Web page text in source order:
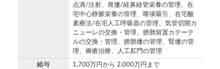
点滴/注射、胃瘻/経鼻経管栄養の管理、在
宅中心静脈栄養の管理、喀痰吸引、在宅酸
素療法/在宅人工呼吸器の管理、気管切開カ
ニューレの交換・管理、膀胱留置カテーテ
ルの交換・管理、膀胱瘻の管理、腎瘻の管
理、褥瘡治療、人工肛門の管理
給与 1,700万円から 2,000万円まで